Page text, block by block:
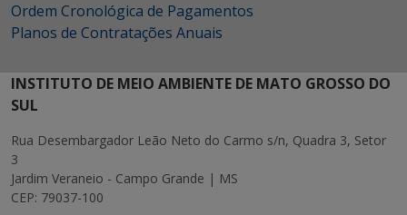
Ordem Cronológica de Pagamentos
Planos de Contratações Anuais
INSTITUTO DE MEIO AMBIENTE DE MATO GROSSO DO
SUL
Rua Desembargador Leão Neto do Carmo s/n, Quadra 3, Setor
3
Jardim Veraneio - Campo Grande | MS
CEP: 79037-100